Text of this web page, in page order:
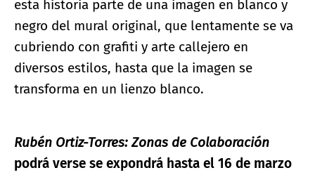
esta historia parte de una imagen en blanco y
negro del mural original, que lentamente se va
cubriendo con grafiti y arte callejero en
diversos estilos, hasta que la imagen se
transforma en un lienzo blanco.
Rubén Ortiz-Torres: Zonas de Colaboración
podrá verse se expondrá hasta el 16 de marzo